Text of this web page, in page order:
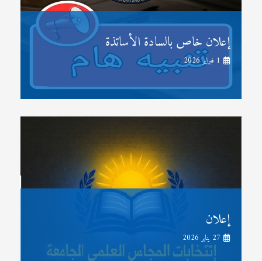
إعلان خاص بالسادة الأساتذة
1 فبراير 2026
إعلان
27 يناير 2026